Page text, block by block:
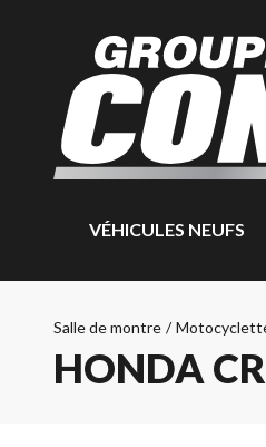
VÉHICULES NEUFS
Salle de montre /
HONDA